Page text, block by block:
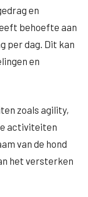
en
behoefte aan
per dag. Dit kan
en
zoals agility,
activiteiten
van de hond
het versterken